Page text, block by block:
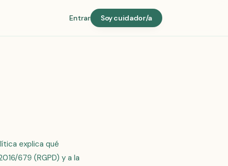
Entrar Soy cuidador/a
explica qué
679 (RGPD) y a la